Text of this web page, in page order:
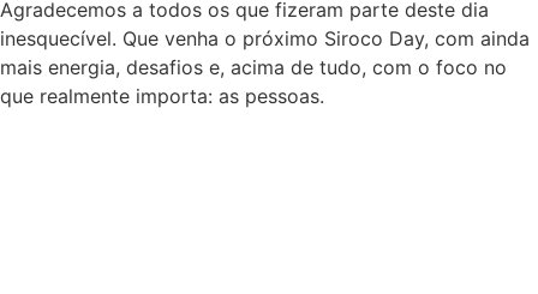
Agradecemos a todos os que fizeram parte deste dia
inesquecível. Que venha o próximo Siroco Day, com ainda
mais energia, desafios e, acima de tudo, com o foco no
que realmente importa: as pessoas.